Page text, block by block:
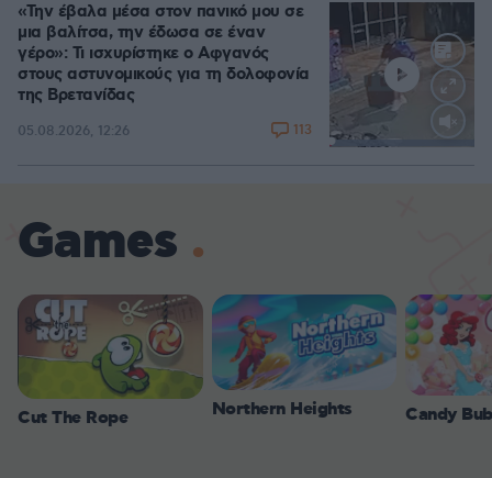
«Την έβαλα μέσα στον πανικό μου σε
μια βαλίτσα, την έδωσα σε έναν
γέρο»: Τι ισχυρίστηκε ο Αφγανός
στους αστυνομικούς για τη δολοφονία
της Βρετανίδας
05.08.2026, 12:26 113
Games
Cut The Rope Northern Heights Candy